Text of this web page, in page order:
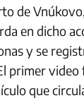
de
en dicho
y se
primer video
que